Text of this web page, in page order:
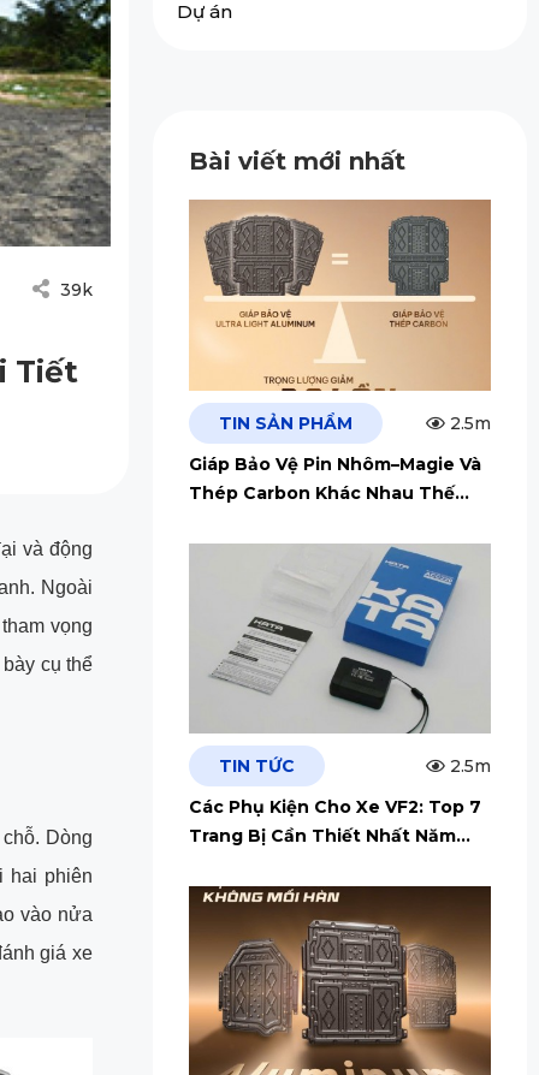
39k
Tiết
và động
Ngoài
vọng
cụ thể
Dòng
hai phiên
vào nửa
giá xe
Dự án
Bài viết mới nhất
TIN SẢN PHẨM
2.5m
Giáp Bảo Vệ Pin Nhôm–Magie Và
Thép Carbon Khác Nhau Thế
TIN TỨC
2.5m
Các Phụ Kiện Cho Xe VF2: Top 7
Trang Bị Cần Thiết Nhất Năm